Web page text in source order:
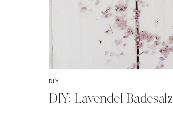
DIY
DIY: Lavendel Badesalz